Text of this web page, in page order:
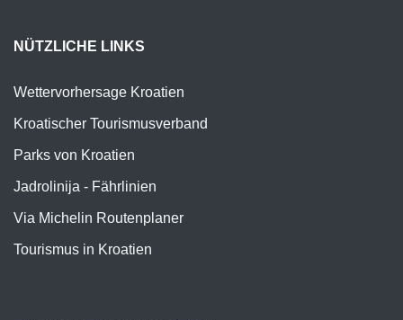
NÜTZLICHE LINKS
Wettervorhersage Kroatien
Kroatischer Tourismusverband
Parks von Kroatien
Jadrolinija - Fährlinien
Via Michelin Routenplaner
Tourismus in Kroatien